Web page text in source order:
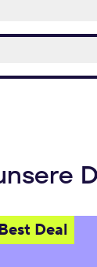
Deal